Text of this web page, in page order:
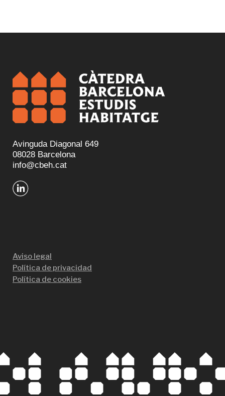
Avinguda Diagonal 649
08028 Barcelona
info@cbeh.cat
Aviso legal
Política de privacidad
Política de cookies